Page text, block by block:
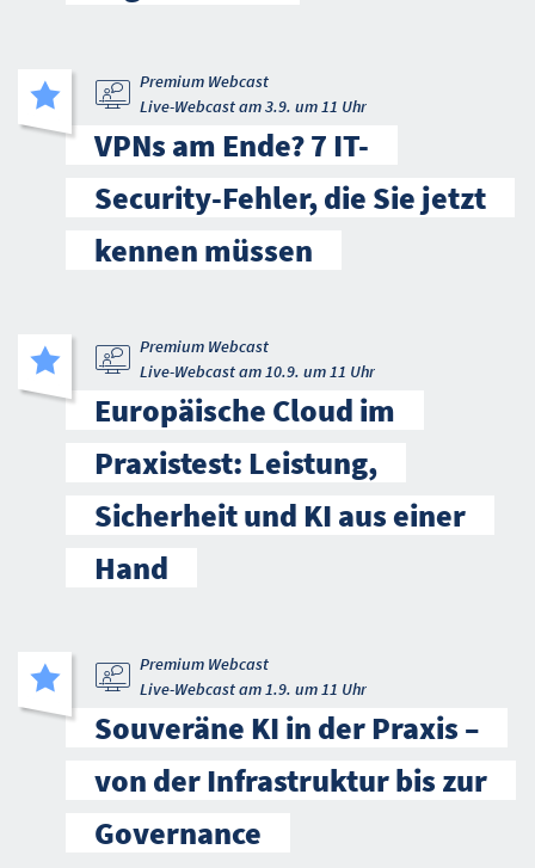
Premium Webcast
Live-Webcast am 3.9. um 11 Uhr
VPNs am Ende? 7 IT-
Security-Fehler, die Sie jetzt
kennen müssen
Premium Webcast
Live-Webcast am 10.9. um 11 Uhr
Europäische Cloud im
Praxistest: Leistung,
Sicherheit und KI aus einer
Hand
Premium Webcast
Live-Webcast am 1.9. um 11 Uhr
Souveräne KI in der Praxis –
von der Infrastruktur bis zur
Governance